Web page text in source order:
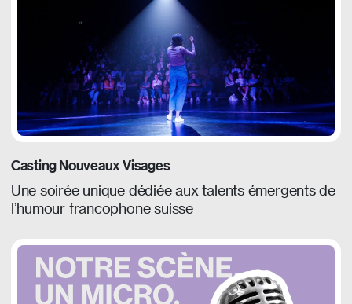
Casting Nouveaux Visages
Une soirée unique dédiée aux talents émergents de
l’humour francophone suisse